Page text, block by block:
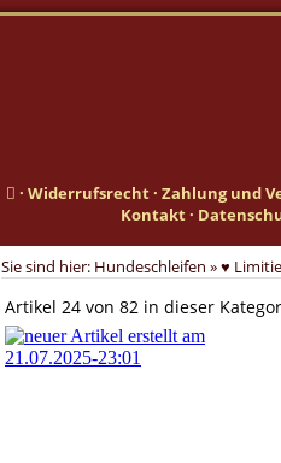
· Widerrufsrecht· Zahlung und
Kontakt·
Sie sind hier: Hundeschleifen »♥
Artikel 24 von 82 in dieser